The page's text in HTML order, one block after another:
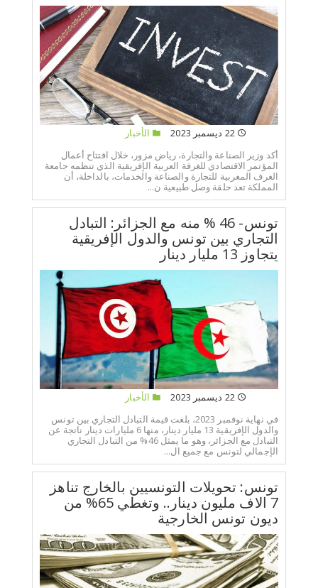
22 ديسمبر 2023
الأخبار
أكد وزير الصناعة والتجارة، رياض مزور، خلال افتتاح أعمال
المؤتمر الاقتصادي للغرفة العربية الإفريقية الذي تنظمه جامعة
الغرف المغربية للتجارة والصناعة والخدمات، بالداخلة، أن
المملكة تعد حلقة وصل طبيعية ن...
تونس- 46 % منه مع الجزائر: التبادل
التجاري بين تونس والدول الإفريقية
يتجاوز 13 مليار دينار
22 ديسمبر 2023
الأخبار
في نهاية نوفمبر 2023، بلغت قيمة التبادل التجاري بين تونس
والدول الإفريقية 13 مليار دينار، منها 6 مليارات دينار ناتجة عن
التبادل مع الجزائر، وهو ما يمثل 46% من التبادل التجاري
الإجمالي لتونس مع جميع ال...
تونس: تحويلات التونسيين بالخارج تناهز
7 الاف مليون دينار.. وتغطي 65% من
ديون تونس الخارجية